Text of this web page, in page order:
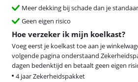
Meer dekking bij schade dan je
Geen eigen risico
Hoe verzeker ik mijn koelkast?
Voeg eerst je koelkast toe aan je
volgende pagina onderstaand
dagen bedenktijd en betaalt geen eigen
4 jaar Zekerheidspakket